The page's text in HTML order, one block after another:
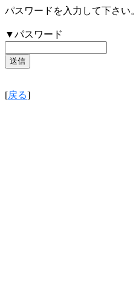
パスワードを入力して下さい。
▼パスワード
[戻る]